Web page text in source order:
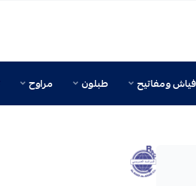
ومفاتيح طبلون مراوح